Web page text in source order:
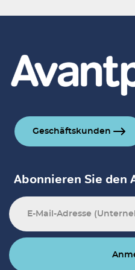
Geschäftskunden
Abonnieren Sie den